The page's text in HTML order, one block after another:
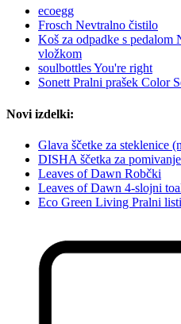
ecoegg
Frosch Nevtralno čistilo
Koš za odpadke s pedalom
vložkom
soulbottles You're right
Sonett Pralni prašek Color
Novi izdelki:
Glava ščetke za steklenice
DISHA ščetka za
Leaves of Dawn Robčki
Leaves of Dawn 4-slojni
Eco Green Living Pralni